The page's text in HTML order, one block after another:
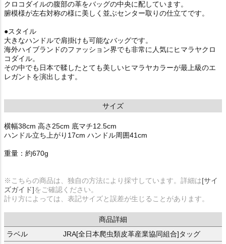
クロコダイルの腹部の革をバッグの中央に配しています。
腑模様が左右対称の様に美しく並ぶセンター取りの仕立てです。
●スタイル
大きなハンドルで肩掛けも可能なバッグです。
海外ハイブランドのファッション界でも非常に人気にヒマラヤクロ
コダイル。
その中でも日本で鞣したとても美しいヒマラヤカラーが最上級のエ
レガントを演出します。
サイズ
横幅38cm 高さ25cm 底マチ12.5cm
ハンドル立ち上がり17cm ハンドル周囲41cm
重量：約670g
※こちらの商品は、独自の方法により採寸しています。詳細は[サイ
ズガイド]をご確認ください。
計り方によっては、表記サイズと誤差が生じることがあります。
商品詳細
ラベル
JRA[全日本爬虫類皮革産業協同組合]タッグ